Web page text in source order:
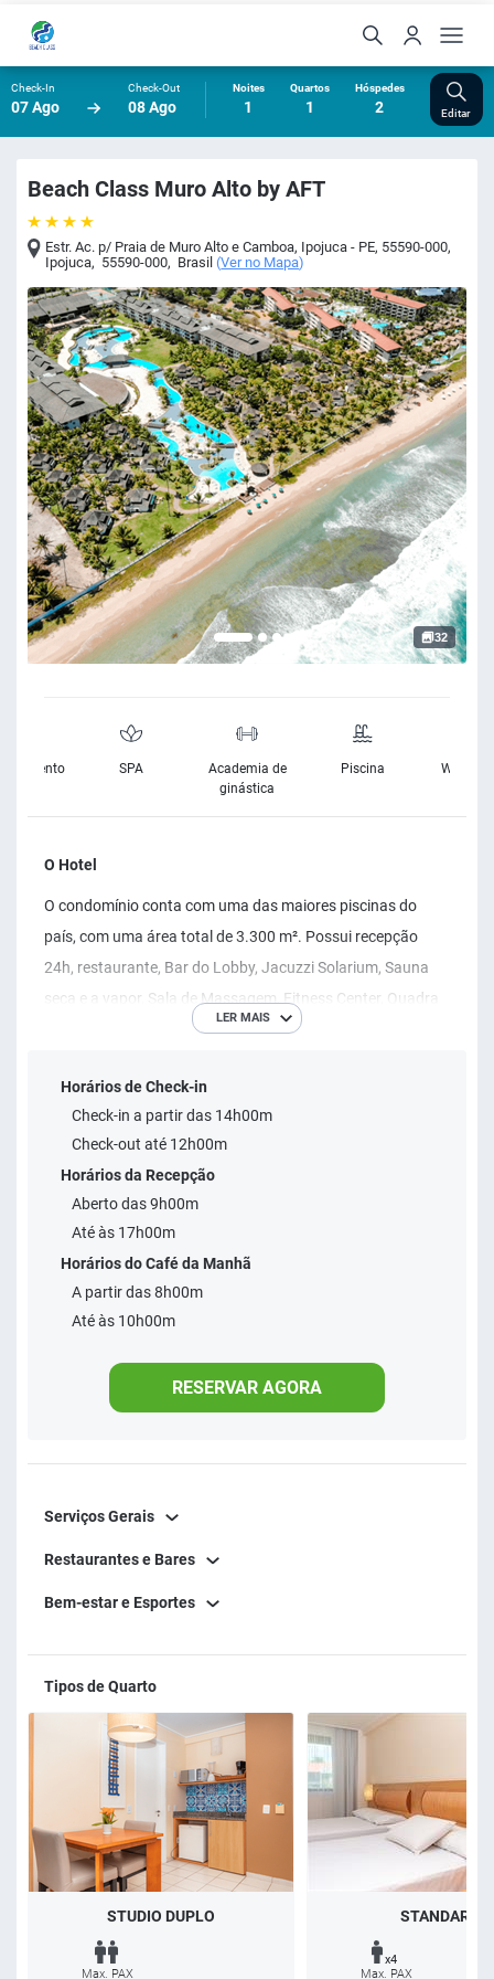
Check-In
07 Ago
Check-Out
08 Ago
Noites
1
Quartos
1
Hóspedes
2 Editar
Beach Class Muro Alto by AFT
Estr. Ac. p/ Praia de Muro Alto e Camboa, Ipojuca - PE, 55590-000,
Ipojuca, 55590-000, Brasil (Ver no Mapa)
32
SPA
Academia de
ginástica
Piscina Wifi
O Hotel
O condomínio conta com uma das maiores piscinas do
país, com uma área total de 3.300 m². Possui recepção
24h, restaurante, Bar do Lobby, Jacuzzi Solarium, Sauna
seca e a vapor, Sala de Massagem, Fitness Center, Quadra
de Volei com Areia, Salão de Jogos, Teens Club, Kids Club,
Salão de Beleza, Academia, Estacionamento Gratuito,
Heliporto, Loja de Conveniência, Wi-fii Gratis.
LER MAIS
Horários de Check-in
Check-in a partir das 14h00m
Check-out até 12h00m
Horários da Recepção
Aberto das 9h00m
Até às 17h00m
Horários do Café da Manhã
A partir das 8h00m
Até às 10h00m
RESERVAR AGORA
Serviços Gerais
Restaurantes e Bares
Bem-estar e Esportes
Tipos de Quarto
STUDIO DUPLO
Max. PAX
STANDARD
x4
Max. PAX